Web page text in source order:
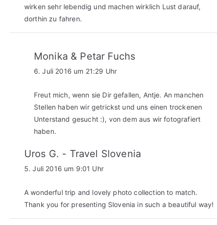
wirken sehr lebendig und machen wirklich Lust darauf,
dorthin zu fahren.
Monika & Petar Fuchs
6. Juli 2016 um 21:29 Uhr
Freut mich, wenn sie Dir gefallen, Antje. An manchen
Stellen haben wir getrickst und uns einen trockenen
Unterstand gesucht :), von dem aus wir fotografiert
haben.
Uros G. - Travel Slovenia
5. Juli 2016 um 9:01 Uhr
A wonderful trip and lovely photo collection to match.
Thank you for presenting Slovenia in such a beautiful way!